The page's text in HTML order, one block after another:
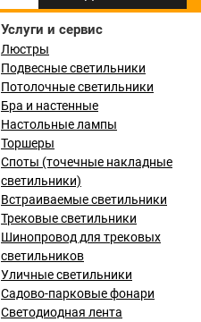
Услуги и сервис
Люстры
Подвесные светильники
Потолочные светильники
Бра и настенные
Настольные лампы
Торшеры
Споты (точечные накладные
светильники)
Встраиваемые светильники
Трековые светильники
Шинопровод для трековых
светильников
Уличные светильники
Садово-парковые фонари
Светодиодная лента